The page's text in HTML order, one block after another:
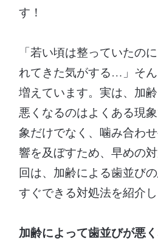
す！
「若い頃は整っていたの
れてきた気がする…」そ
増えています。実は、加
悪くなるのはよくある現
象だけでなく、噛み合わ
響を及ぼすため、早めの
回は、加齢による歯並び
すぐできる対処法を紹介し
加齢によって歯並びが悪